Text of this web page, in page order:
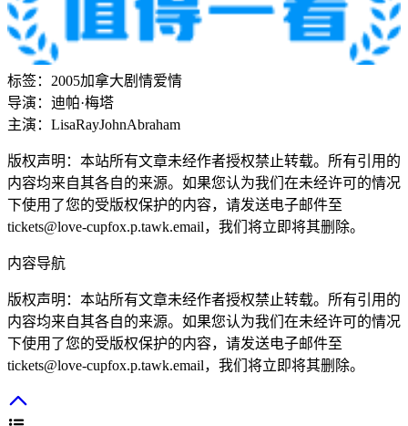
标签： 2005加拿大剧情爱情
导演： 迪帕·梅塔
主演： LisaRayJohnAbraham
版权声明：本站所有文章未经作者授权禁止转载。所有引用的
内容均来自其各自的来源。如果您认为我们在未经许可的情况
下使用了您的受版权保护的内容，请发送电子邮件至
tickets@love-cupfox.p.tawk.email，我们将立即将其删除。
内容导航
版权声明：本站所有文章未经作者授权禁止转载。所有引用的
内容均来自其各自的来源。如果您认为我们在未经许可的情况
下使用了您的受版权保护的内容，请发送电子邮件至
tickets@love-cupfox.p.tawk.email，我们将立即将其删除。